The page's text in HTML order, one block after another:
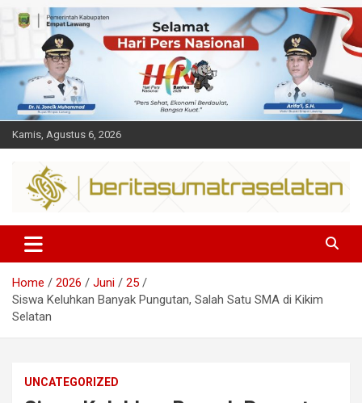
Kamis, Agustus 6, 2026
Sumsel
Home 2026 Juni
25
Siswa Keluhkan Banyak Pungutan, Salah Satu SMA di Kikim
Selatan
UNCATEGORIZED